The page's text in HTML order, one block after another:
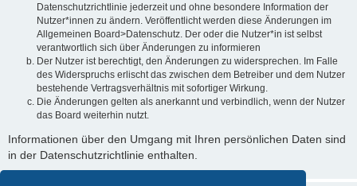
Datenschutzrichtlinie jederzeit und ohne besondere Information der
Nutzer*innen zu ändern. Veröffentlicht werden diese Änderungen im
Allgemeinen Board>Datenschutz. Der oder die Nutzer*in ist selbst
verantwortlich sich über Änderungen zu informieren
Der Nutzer ist berechtigt, den Änderungen zu widersprechen. Im Falle
des Widerspruchs erlischt das zwischen dem Betreiber und dem Nutzer
bestehende Vertragsverhältnis mit sofortiger Wirkung.
Die Änderungen gelten als anerkannt und verbindlich, wenn der Nutzer
das Board weiterhin nutzt.
Informationen über den Umgang mit Ihren persönlichen Daten sind
in der Datenschutzrichtlinie enthalten.